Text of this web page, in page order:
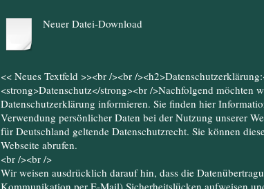
Neuer Datei-Download
<< Neues Textfeld >><br /><br /
<strong>Datenschutz</strong><br />Nachfolgend möchten
Datenschutzerklärung informieren. Sie finden hier
Verwendung persönlicher Daten bei der Nutzung unserer
für Deutschland geltende Datenschutzrecht. Sie können
Webseite abrufen.
<br /><br />
Wir weisen ausdrücklich darauf hin, dass die
Kommunikation per E-Mail) Sicherheitslücken aufweisen